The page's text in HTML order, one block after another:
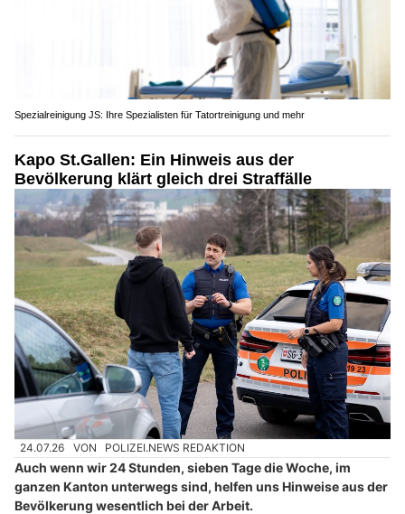
Spezialreinigung JS: Ihre Spezialisten für Tatortreinigung und mehr
Kapo St.Gallen: Ein Hinweis aus der
Bevölkerung klärt gleich drei Straffälle
24.07.26 VON POLIZEI.NEWS REDAKTION
Auch wenn wir 24 Stunden, sieben Tage die Woche, im
ganzen Kanton unterwegs sind, helfen uns Hinweise aus der
Bevölkerung wesentlich bei der Arbeit.